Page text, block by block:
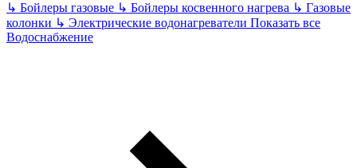
↳ Бойлеры газовые ↳ Бойлеры косвенного нагрева ↳ Газовые
колонки ↳ Электрические водонагреватели Показать все
Водоснабжение